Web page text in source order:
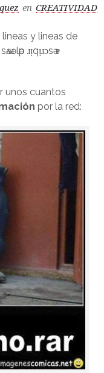
en CREATIVIDAD
lineas y lineas de
lәp ɹᴉqᴉɹɔsә ɐ
unos cuantos
por la red: